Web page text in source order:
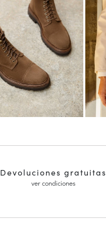
Devoluciones gratuitas
ver condiciones